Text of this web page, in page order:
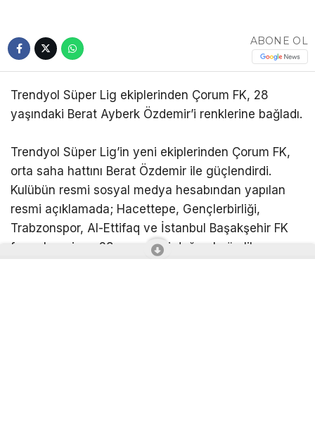
ABONE OL
Trendyol Süper Lig ekiplerinden Çorum FK, 28
yaşındaki Berat Ayberk Özdemir’i renklerine bağladı.
Trendyol Süper Lig’in yeni ekiplerinden Çorum FK,
orta saha hattını Berat Özdemir ile güçlendirdi.
Kulübün resmi sosyal medya hesabından yapılan
resmi açıklamada; Hacettepe, Gençlerbirliği,
Trabzonspor, Al-Ettifaq ve İstanbul Başakşehir FK
formaları giyen 28 yaşındaki doğumlu ön libero